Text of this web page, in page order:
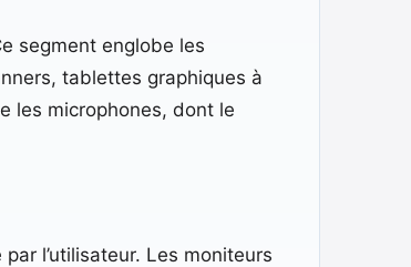
segment englobe les
tablettes graphiques à
les microphones, dont le
l’utilisateur. Les moniteurs